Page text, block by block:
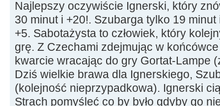
Najlepszy oczywiście Ignerski, który
30 minut i +20!. Szubarga tylko 19
+5. Sabotażysta to człowiek, który
grę. Z Czechami zdejmując w
kwarcie wracając do gry Gortat-Lampe
Dziś wielkie brawa dla Ignerskiego,
(kolejność nieprzypadkowa). Ignerski
Strach pomyśleć co by było gdyby go